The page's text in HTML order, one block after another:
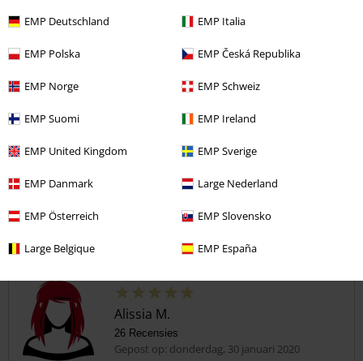
EMP Deutschland EMP Italia
EMP Polska EMP Česká Republika
EMP Norge EMP Schweiz
EMP Suomi EMP Ireland
EMP United Kingdom EMP Sverige
EMP Danmark Large Nederland
EMP Österreich EMP Slovensko
Large Belgique EMP España
Ontwerp
Pasvorm
Opmerking
Alissia M.
26 Recensies
Gepost op: donderdag, 30 januari 2020